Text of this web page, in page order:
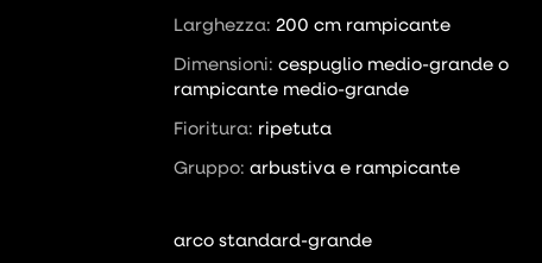
Larghezza: 200 cm rampicante
Dimensioni:cespuglio medio-grande o
rampicante medio-grande
Fioritura: ripetuta
Gruppo:arbustiva e rampicante
arco standard-grande